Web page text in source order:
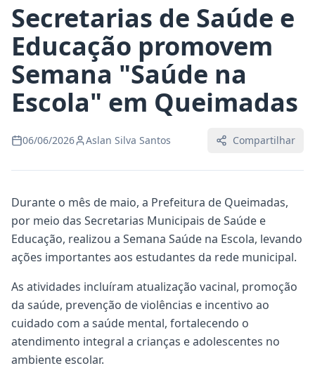
Secretarias de Saúde e
Educação promovem
Semana "Saúde na
Escola" em Queimadas
06/06/2026 Aslan Silva Santos Compartilhar
Durante o mês de maio, a Prefeitura de Queimadas,
por meio das Secretarias Municipais de Saúde e
Educação, realizou a Semana Saúde na Escola, levando
ações importantes aos estudantes da rede municipal.
As atividades incluíram atualização vacinal, promoção
da saúde, prevenção de violências e incentivo ao
cuidado com a saúde mental, fortalecendo o
atendimento integral a crianças e adolescentes no
ambiente escolar.